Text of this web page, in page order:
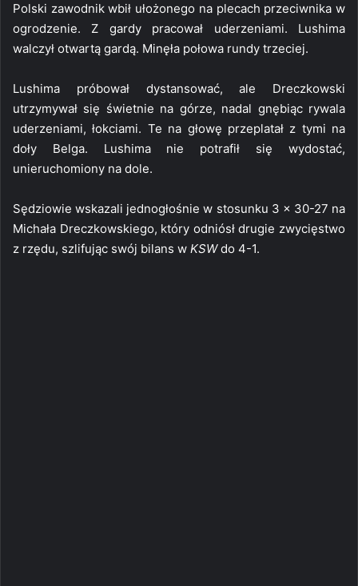
Polski zawodnik wbił ułożonego na plecach przeciwnika w
ogrodzenie. Z gardy pracował uderzeniami. Lushima
walczył otwartą gardą. Minęła połowa rundy trzeciej.
Lushima próbował dystansować, ale Dreczkowski
utrzymywał się świetnie na górze, nadal gnębiąc rywala
uderzeniami, łokciami. Te na głowę przeplatał z tymi na
doły Belga. Lushima nie potrafił się wydostać,
unieruchomiony na dole.
Sędziowie wskazali jednogłośnie w stosunku 3 x 30-27 na
Michała Dreczkowskiego, który odniósł drugie zwycięstwo
z rzędu, szlifując swój bilans w KSWdo 4-1.